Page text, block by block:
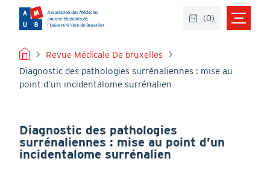
contenu
principal
FIL
D'ARIANE
Revue Médicale De bruxelles
Diagnostic des pathologies surrénaliennes : mise au
point d’un incidentalome surrénalien
Diagnostic des pathologies
surrénaliennes : mise au point d’un
incidentalome surrénalien
(0)